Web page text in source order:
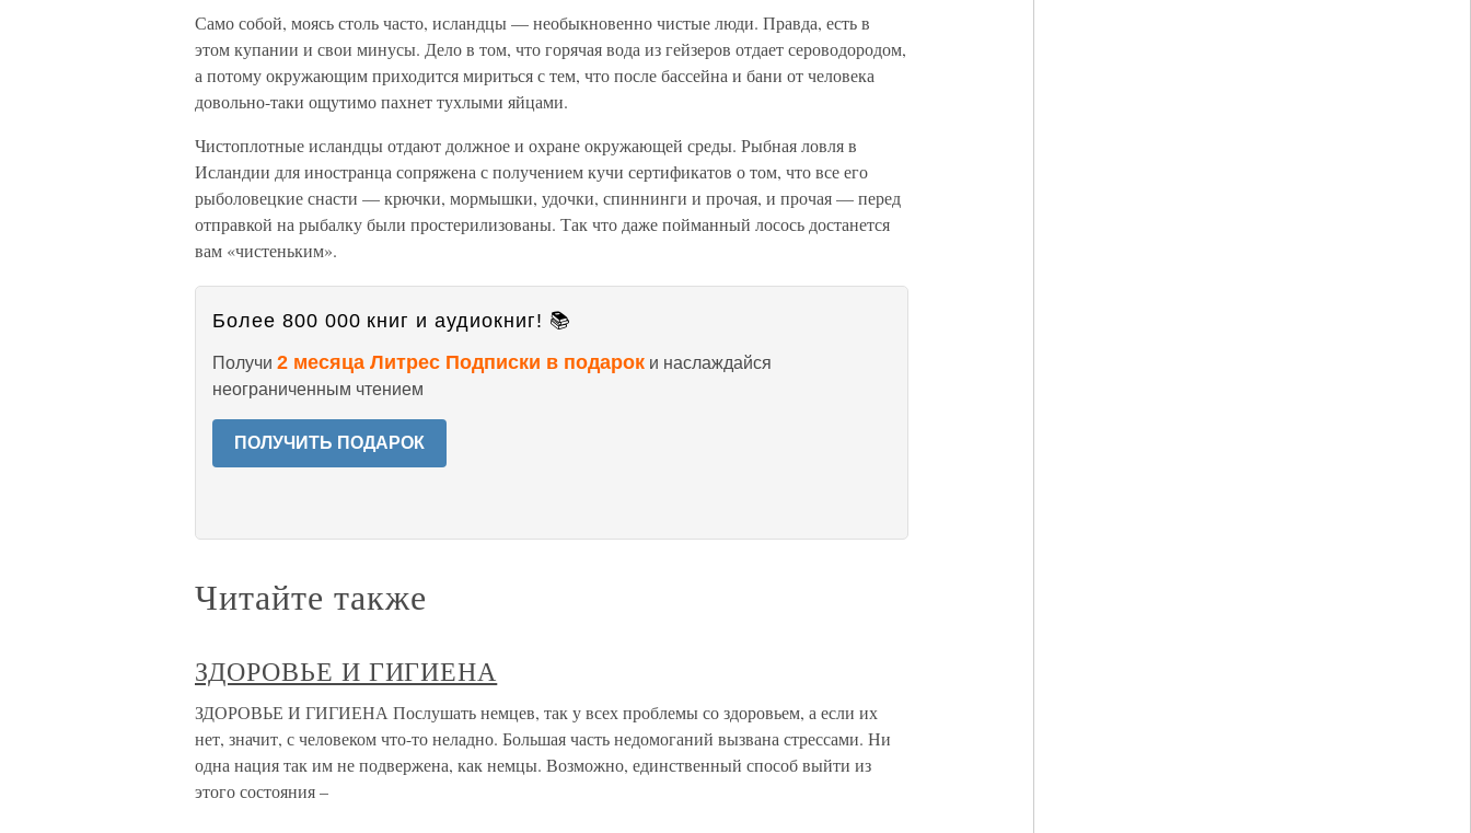
Само собой, моясь столь часто, исландцы — необыкновенно чистые люди. Правда, есть в
этом купании и свои минусы. Дело в том, что горячая вода из гейзеров отдает сероводородом,
а потому окружающим приходится мириться с тем, что после бассейна и бани от человека
довольно-таки ощутимо пахнет тухлыми яйцами.
Чистоплотные исландцы отдают должное и охране окружающей среды. Рыбная ловля в
Исландии для иностранца сопряжена с получением кучи сертификатов о том, что все его
рыболовецкие снасти — крючки, мормышки, удочки, спиннинги и прочая, и прочая — перед
отправкой на рыбалку были простерилизованы. Так что даже пойманный лосось достанется
вам «чистеньким».
Более 800 000 книг и аудиокниг! 📚
Получи 2 месяца Литрес Подписки в подарок и наслаждайся
неограниченным чтением
ПОЛУЧИТЬ ПОДАРОК
Читайте также
ЗДОРОВЬЕ И ГИГИЕНА
ЗДОРОВЬЕ И ГИГИЕНА Послушать немцев, так у всех проблемы со здоровьем, а если их
нет, значит, с человеком что-то неладно. Большая часть недомоганий вызвана стрессами. Ни
одна нация так им не подвержена, как немцы. Возможно, единственный способ выйти из
этого состояния –